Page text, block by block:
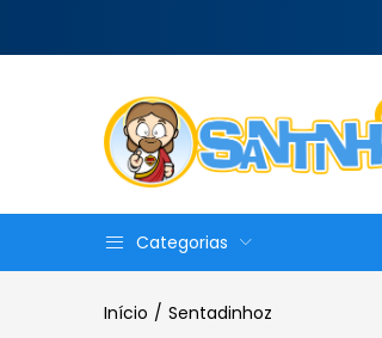
Categorias
Início Sentadinhoz